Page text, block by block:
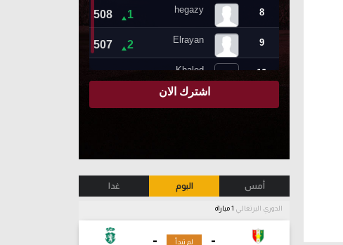
أمس اليوم غدا
الدوري البرتغالي
-
-
لم تبدأ